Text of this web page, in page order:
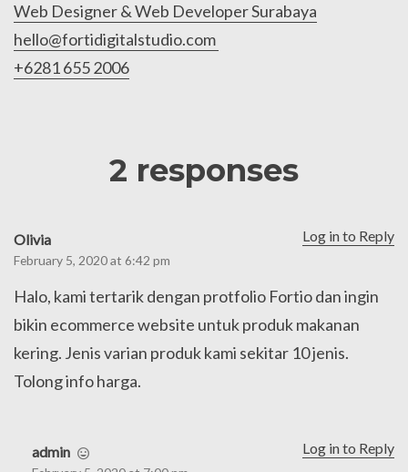
Web Designer & Web Developer Surabaya
hello@fortidigitalstudio.com
+6281 655 2006
2 responses
Olivia
s
a
s
February 5, 2020 at 6:42 pm
Halo, kami tertarik dengan protfolio Fortio dan ingin
bikin ecommerce website untuk produk makanan
kering. Jenis varian produk kami sekitar 10 jenis.
Tolong info harga.
Log in to Reply
admin
s
Log in to Reply